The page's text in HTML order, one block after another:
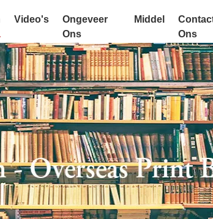
Video's
Ongeveer
Ons
Middel
Ons